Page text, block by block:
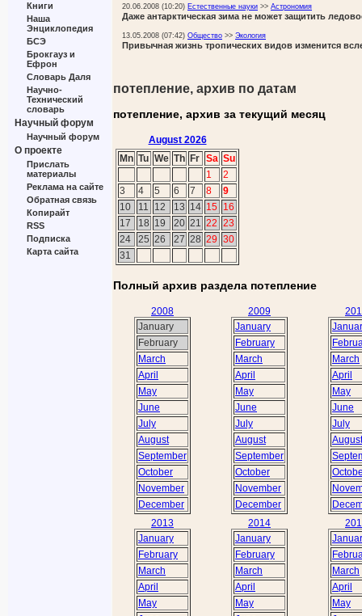
Книги
Наша
Энциклопедия
БСЭ
Брокгауз и
Ефрон
Словарь Даля
Научно-
Технический
словарь
Научный форум
Научный форум
О проекте
Прислать
материалы
Реклама на сайте
Обратная связь
Копирайт
RSS
Подписка
Карта сайта
20.06.2008 (10:20) Естественные науки >> Астрономия
Даже антарктическая зима не может защитить
13.05.2008 (07:42) Общество >> Экология
Привычная жизнь тропических видов изменится
потепление, архив по датам
потепление, архив за текущий месяц
August 2026
Mn Tu We Th Fr Sa Su
1
2
3
4 5 6 7 8
9
10
11 12 13 14 15
16
17
18 19 20 21 22 23
24
25 26 27 28 29 30
31
Полный архив раздела потепление
2008
January
February
March
April
May
June
July
August
September
October
November
December
2009
January
February
March
April
May
June
July
August
September
October
November
December
March
April
May
June
July
August
2013
January
February
March
April
May
2014
January
February
March
April
May
March
April
May